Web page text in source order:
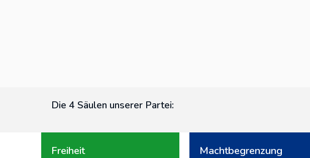
Die 4 Säulen unserer Partei:
Freiheit Machtbegrenzung